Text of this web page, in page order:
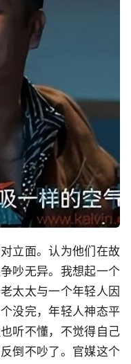
立面。认为他们在故
吵无异。我想起一个
太太与一个年轻人因
没完，年轻人神态平
听不懂，不觉得自己
倒不吵了。官媒这个